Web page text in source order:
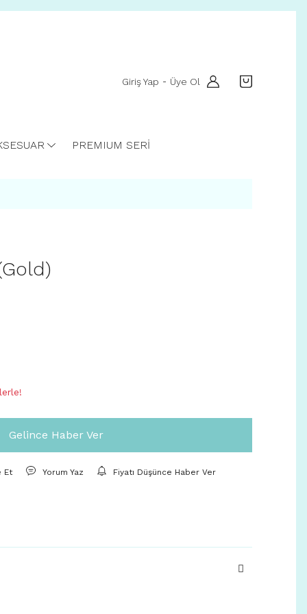
Giriş Yap - Üye Ol
PREMIUM SERİ
Gelince Haber Ver
Et Yorum Yaz Fiyatı Düşünce Haber Ver